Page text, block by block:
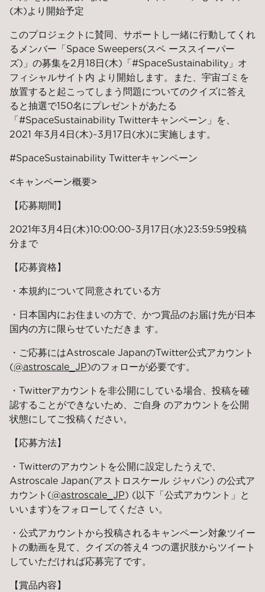
(木)より開始予定
このプロジェクトに賛同、サポートし一緒に行動してくれ
るメンバー「Space Sweepers(スペ ーススイーパー
ズ)」の募集を2月18日(木)「#SpaceSustainability」オ
フィシャルサイト内 より開始します。また、宇宙ゴミを
放置すると起こってしまう問題についてのクイズに答え
ると抽選で150名にプレゼントがあたる
「#SpaceSustainability Twitterキャンペーン」を、
2021 年3月4日(木)~3月17日(水)に実施します。
#SpaceSustainability Twitterキャンペーン
<キャンペーン概要>
【応募期間】
2021年3月4日(木)10:00:00~3月17日(水)23:59:59投稿
分まで
【応募資格】
・本規約について同意されている方
・日本国内にお住まいの方で、かつ賞品のお届け先が日本
国内の方に限らせていただきま す。
・ご応募にはAstroscale JapanのTwitter公式アカウント
(@astroscale_JP)のフォローが必要です。
・Twitterアカウントを非公開にしている場合、投稿を確
認することができないため、ご自身 のアカウントを公開
状態にしてご投稿ください。
【応募方法】
・Twitterのアカウントを公開に設定したうえで、
Astroscale Japan(アストロスケール ジャパン) の公式ア
カウント(@astroscale_JP) (以下「公式アカウント」と
いいます)をフォローしてくださ い。
・公式アカウントから投稿されるキャンペーン対象ツイー
トの動画を見て、クイズの答え4 つの選択肢からツイート
していただければ応募完了です。
【賞品内容】